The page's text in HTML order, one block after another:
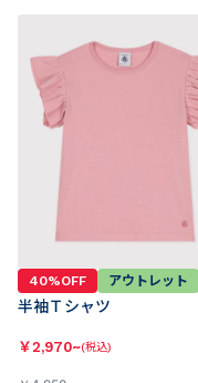
40%OFF アウトレット
半袖Ｔシャツ
￥2,970~(税込)